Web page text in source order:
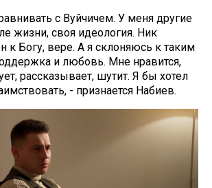
с Вуйчичем. У меня другие
жизни, своя идеология. Ник
к Богу, вере. А я склоняюсь к таким
и любовь. Мне нравится,
рассказывает, шутит. Я бы хотел
- признается Набиев.